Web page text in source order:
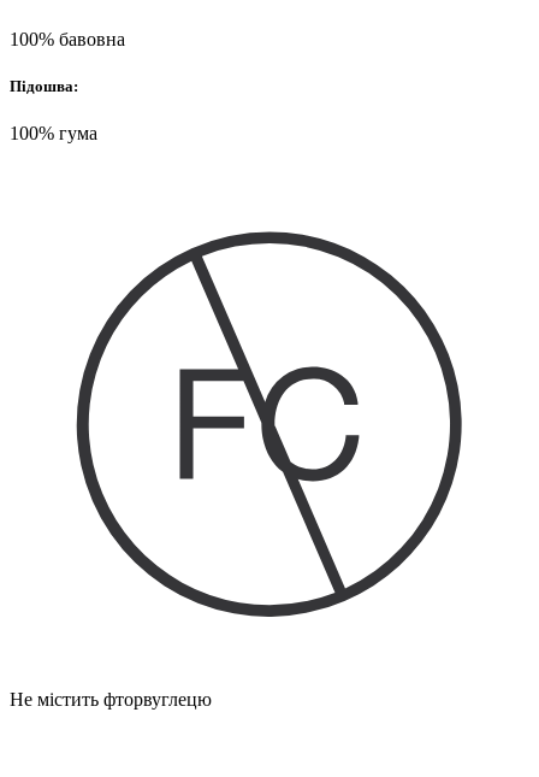
100% бавовна
Підошва:
100% гума
Не містить фторвуглецю